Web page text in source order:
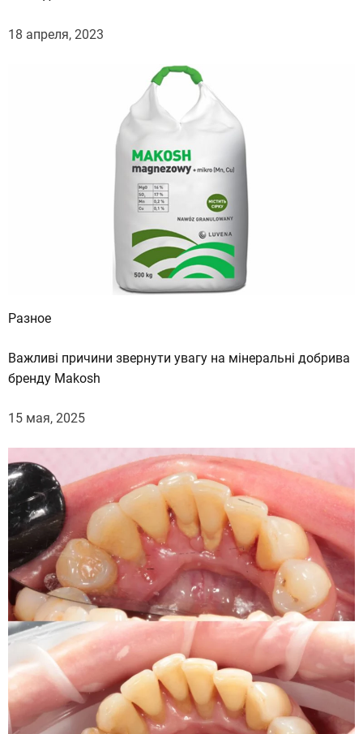
18 апреля, 2023
Разное
Важливі причини звернути увагу на мінеральні добрива
бренду Makosh
15 мая, 2025